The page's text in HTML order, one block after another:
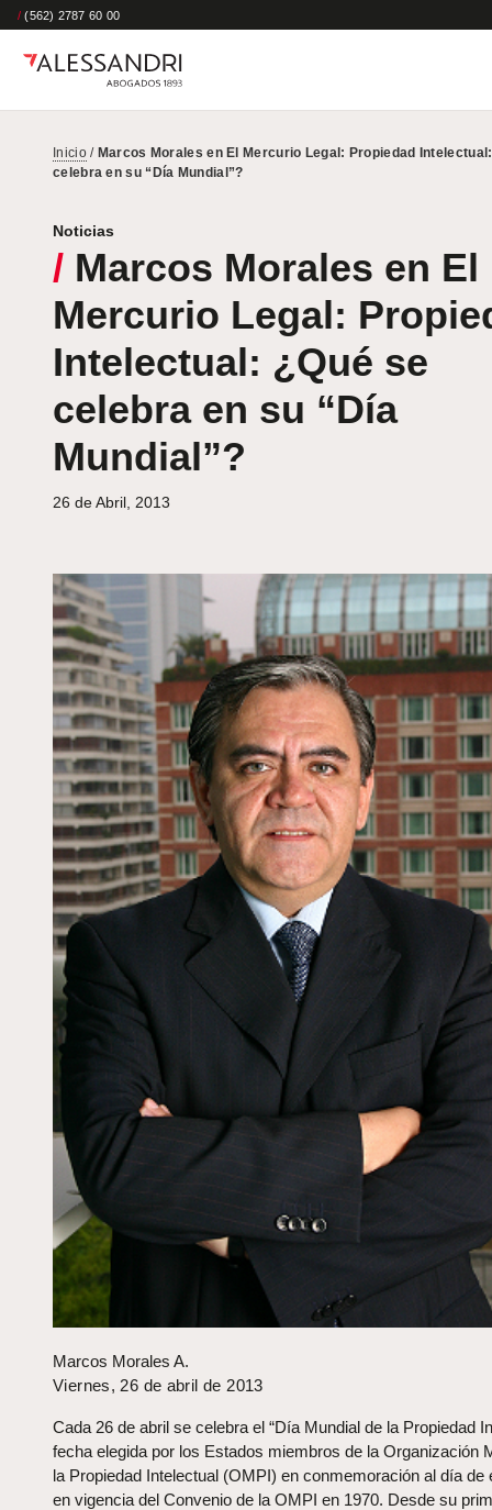
/ (562) 2787 60 00
Inicio/ Marcos Morales en El Mercurio Legal: Propiedad
celebra en su “Día Mundial”?
Noticias
/ Marcos Morales en El
Mercurio Legal:
Intelectual: ¿Qué se
celebra en su “Día
Mundial”?
26 de Abril, 2013
Marcos Morales A.
Viernes, 26 de abril de 2013
Cada 26 de abril se celebra el “Día Mundial de la Propiedad
fecha elegida por los Estados miembros de la Organización
la Propiedad Intelectual (OMPI) en conmemoración al día de
en vigencia del Convenio de la OMPI en 1970. Desde su